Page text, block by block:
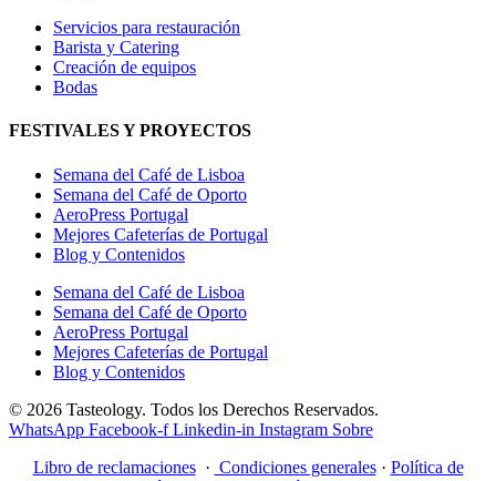
Servicios para restauración
Barista y Catering
Creación de equipos
Bodas
FESTIVALES Y PROYECTOS
Semana del Café de Lisboa
Semana del Café de Oporto
AeroPress Portugal
Mejores Cafeterías de Portugal
Blog y Contenidos
Semana del Café de Lisboa
Semana del Café de Oporto
AeroPress Portugal
Mejores Cafeterías de Portugal
Blog y Contenidos
© 2026 Tasteology. Todos los Derechos Reservados.
WhatsApp Facebook-f Linkedin-in Instagram Sobre
Libro de reclamaciones· Condiciones generales· Política de